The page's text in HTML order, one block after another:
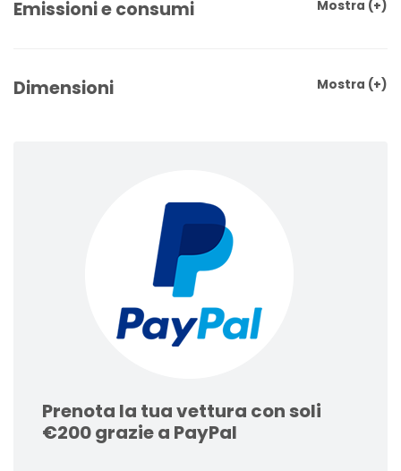
Emissioni e consumi Mostra (+)
Dimensioni Mostra (+)
Prenota la tua vettura con soli
€200 grazie a PayPal